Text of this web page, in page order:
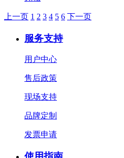
上一页 1 2 3 4 5 6 下一页
服务支持
用户中心
售后政策
现场支持
品牌定制
发票申请